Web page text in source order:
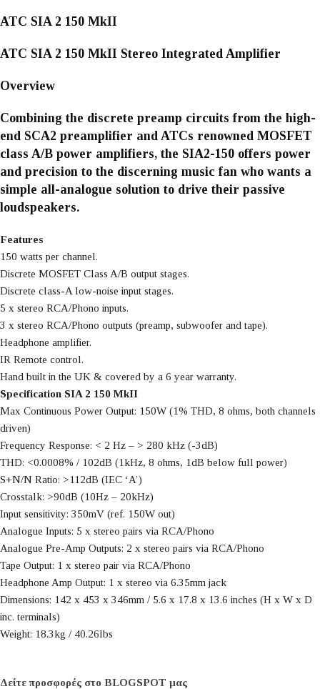
ATC SIA 2 150 MkII
ATC SIA 2 150 MkII Stereo Integrated Amplifier
Overview
Combining the discrete preamp circuits from the high-
end SCA2 preamplifier and ATCs renowned MOSFET
class A/B power amplifiers, the SIA2-150 offers power
and precision to the discerning music fan who wants a
simple all-analogue solution to drive their passive
loudspeakers.
Features
150 watts per channel.
Discrete MOSFET Class A/B output stages.
Discrete class-A low-noise input stages.
5 x stereo RCA/Phono inputs.
3 x stereo RCA/Phono outputs (preamp, subwoofer and tape).
Headphone amplifier.
IR Remote control.
Hand built in the UK & covered by a 6 year warranty.
Specification SIA 2 150 MkII
Max Continuous Power Output: 150W (1% THD, 8 ohms, both channels
driven)
Frequency Response: < 2 Hz – > 280 kHz (-3dB)
THD: <0.0008% / 102dB (1kHz, 8 ohms, 1dB below full power)
S+N/N Ratio: >112dB (IEC ‘A’)
Crosstalk: >90dB (10Hz – 20kHz)
Input sensitivity: 350mV (ref. 150W out)
Analogue Inputs: 5 x stereo pairs via RCA/Phono
Analogue Pre-Amp Outputs: 2 x stereo pairs via RCA/Phono
Tape Output: 1 x stereo pair via RCA/Phono
Headphone Amp Output: 1 x stereo via 6.35mm jack
Dimensions: 142 x 453 x 346mm / 5.6 x 17.8 x 13.6 inches (H x W x D
inc. terminals)
Weight: 18.3kg / 40.26lbs
Δείτε προσφορές στο BLOGSPOT μας